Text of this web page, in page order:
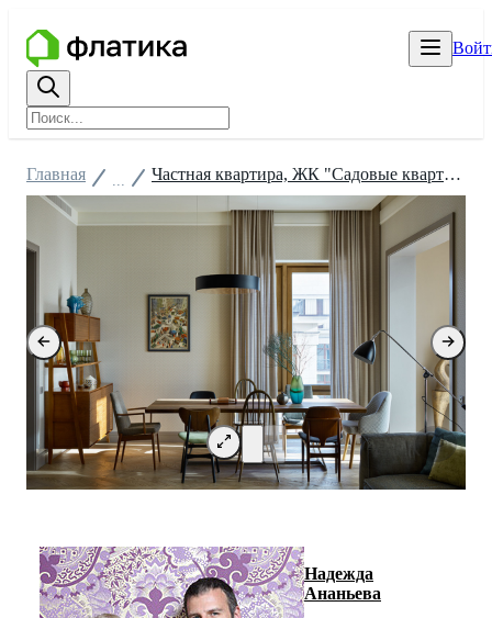
Главная Частная квартира, ЖК "Садовые кварталы"
Надежда
Ананьева